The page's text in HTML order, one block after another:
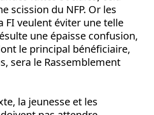
scission du NFP. Or les
FI veulent éviter une telle
une épaisse confusion,
le principal bénéficiaire,
sera le Rassemblement
la jeunesse et les